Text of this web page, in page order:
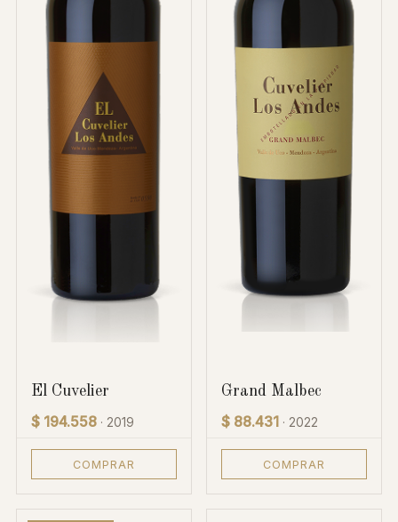
El Cuvelier
$ 194.558 · 2019
COMPRAR
Grand Malbec
$ 88.431 · 2022
COMPRAR